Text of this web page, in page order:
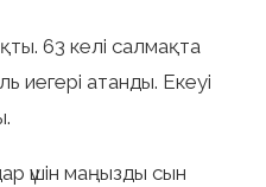
63 келі салмақта
атанды. Екеуі
үшін маңыз­ды сын